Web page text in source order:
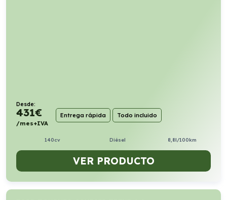
Desde:
431€
/mes+IVA
Entrega rápida Todo incluido
140cv Diésel 8,8l/100km
VER PRODUCTO